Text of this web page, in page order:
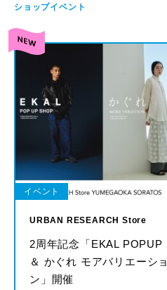
ショップイベント
イベント
URBAN RESEARCH Store
2周年記念「EKAL POPUP
＆ かぐれ モアバリエーショ
ン」開催